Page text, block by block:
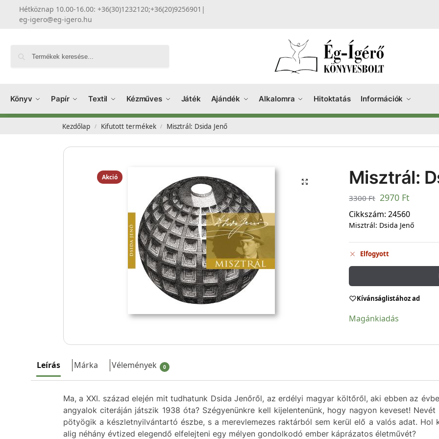
Hétköznap 10.00-16.00: +36(30)1232120;+36(20)9256901 |
eg-igero@eg-igero.hu
Könyv Papír Textil Kézműves Játék Ajándék Alkalomra Hitoktatás Információk
Kezdőlap / Kifutott termékek / Misztrál: Dsida Jenő
Akció Misztrál:
3300Ft 2970 Ft
Cikkszám: 24560
Misztrál: Dsida Jenő
Elfogyott
Kívánságlistához ad
Magánkiadás
Leírás Márka Vélemények 0
Ma, a XXI. század elején mit tudhatunk Dsida Jenőről, az erdélyi magyar költőről, aki ebben az
angyalok citeráján játszik 1938 óta? Szégyenünkre kell kijelentenünk, hogy nagyon keveset!
pötyögik a készletnyilvántartó észbe, s a merevlemezes raktárból sem kerül elő a valós adat. Hol
alig néhány évtized elegendő elfelejteni egy mélyen gondolkodó ember káprázatos életművét?